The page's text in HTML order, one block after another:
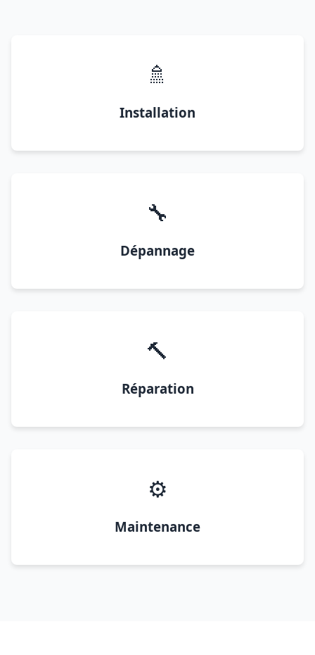
🚿
Installation
🔧
Dépannage
🔨
Réparation
⚙️
Maintenance